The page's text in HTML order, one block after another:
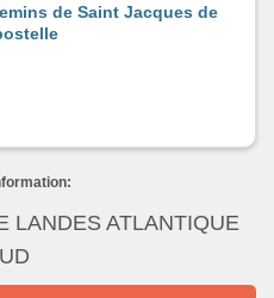
de Saint Jacques de
LANDES ATLANTIQUE